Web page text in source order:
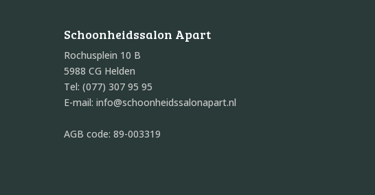
Schoonheidssalon Apart
Rochusplein 10 B
5988 CG Helden
Tel: (077) 307 95 95
E-mail: info@schoonheidssalonapart.nl
AGB code: 89-003319